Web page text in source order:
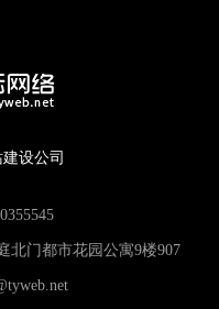
设公司
北门都市花园公寓9楼907